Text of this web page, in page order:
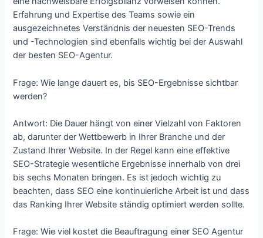
Erfahrung und Expertise des Teams sowie ein
ausgezeichnetes Verständnis der neuesten SEO-Trends
und -Technologien sind ebenfalls wichtig bei der Auswahl
der besten SEO-Agentur.
Frage: Wie lange dauert es, bis SEO-Ergebnisse sichtbar
werden?
Antwort: Die Dauer hängt von einer Vielzahl von Faktoren
ab, darunter der Wettbewerb in Ihrer Branche und der
Zustand Ihrer Website. In der Regel kann eine effektive
SEO-Strategie wesentliche Ergebnisse innerhalb von drei
bis sechs Monaten bringen. Es ist jedoch wichtig zu
beachten, dass SEO eine kontinuierliche Arbeit ist und dass
das Ranking Ihrer Website ständig optimiert werden sollte.
Frage: Wie viel kostet die Beauftragung einer SEO Agentur